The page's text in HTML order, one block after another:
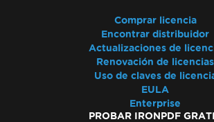
Comprar licencia
Encontrar distribuidor
Actualizaciones de
Renovación de licencias
Uso de claves de
EULA
Enterprise
PROBAR IRONPDF